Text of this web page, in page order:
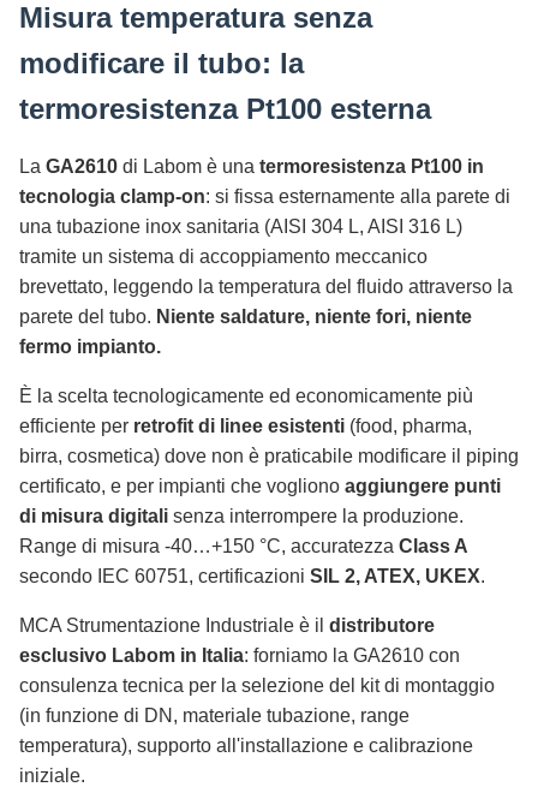
Misura temperatura senza
modificare il tubo: la
termoresistenza Pt100 esterna
La GA2610 di Labom è una termoresistenza Pt100 in
tecnologia clamp-on: si fissa esternamente alla parete di
una tubazione inox sanitaria (AISI 304 L, AISI 316 L)
tramite un sistema di accoppiamento meccanico
brevettato, leggendo la temperatura del fluido attraverso la
parete del tubo. Niente saldature, niente fori, niente
fermo impianto.
È la scelta tecnologicamente ed economicamente più
efficiente per retrofit di linee esistenti (food, pharma,
birra, cosmetica) dove non è praticabile modificare il piping
certificato, e per impianti che vogliono aggiungere punti
di misura digitali senza interrompere la produzione.
Range di misura -40…+150 °C, accuratezza Class A
secondo IEC 60751, certificazioni SIL 2, ATEX, UKEX.
MCA Strumentazione Industriale è il distributore
esclusivo Labom in Italia: forniamo la GA2610 con
consulenza tecnica per la selezione del kit di montaggio
(in funzione di DN, materiale tubazione, range
temperatura), supporto all'installazione e calibrazione
iniziale.